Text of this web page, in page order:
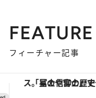
FEATURE
フィーチャー記事
【銀座で出合う最旬美容】美髪ケアや上質な眠り…セルフケアのアップデー